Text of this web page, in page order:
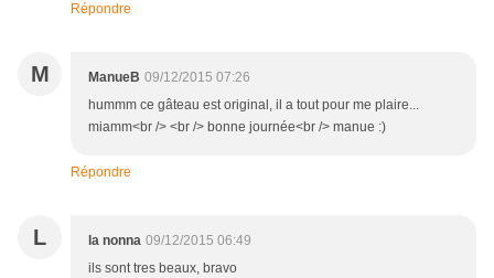
Répondre
M ManueB 09/12/2015 07:26
hummm ce gâteau est original, il a tout pour me plaire...
miamm<br /> <br /> bonne journée<br /> manue :)
Répondre
L la nonna 09/12/2015 06:49
ils sont tres beaux, bravo